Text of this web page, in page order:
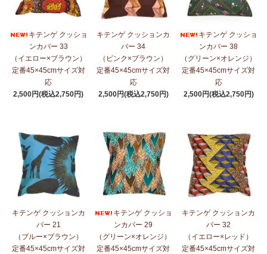
キテンゲ クッショ
ンカバー 33
（イエロー×ブラウン）
定番45×45cmサイズ対
応
2,500円(税込2,750円)
キテンゲ クッションカ
バー 34
（ピンク×ブラウン）
定番45×45cmサイズ対
応
2,500円(税込2,750円)
キテンゲ クッショ
ンカバー 38
（グリーン×オレンジ）
定番45×45cmサイズ対
応
2,500円(税込2,750円)
キテンゲ クッションカ
バー 21
（ブルー×ブラウン）
定番45×45cmサイズ対
キテンゲ クッショ
ンカバー 29
（グリーン×オレンジ）
定番45×45cmサイズ対
キテンゲ クッションカ
バー 32
（イエロー×レッド）
定番45×45cmサイズ対